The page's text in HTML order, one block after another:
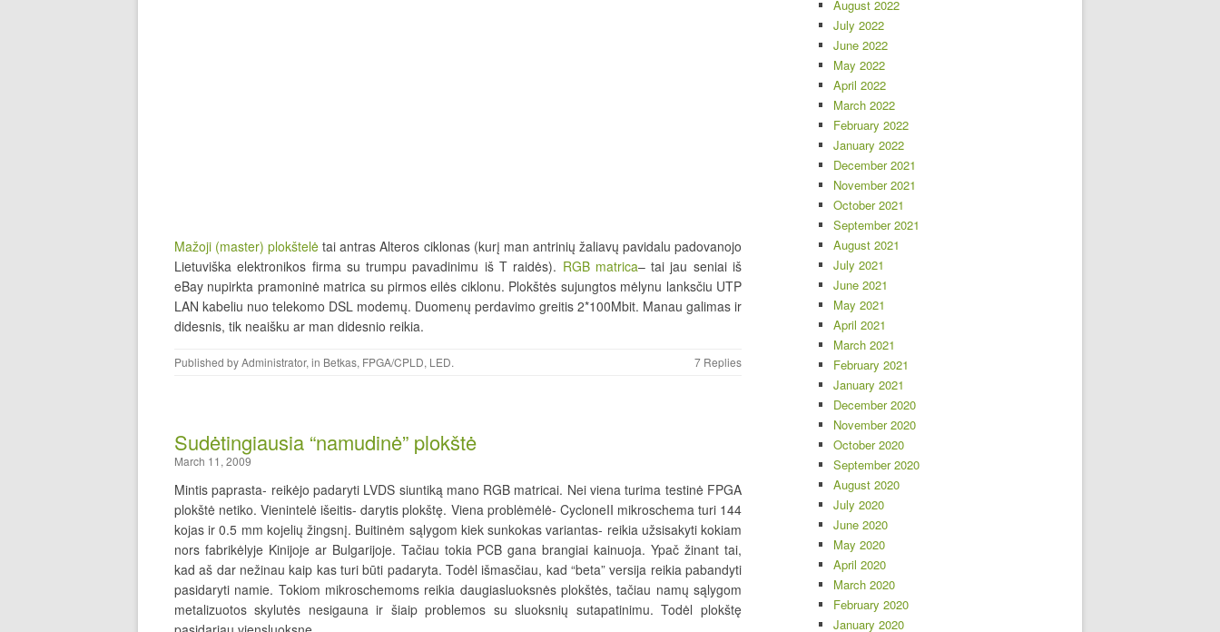
Mažoji (master) plokštelė tai antras Alteros ciklonas (kurį man antrinių žaliavų pavidalu padovanojo
Lietuviška elektronikos firma su trumpu pavadinimu iš T raidės). RGB matrica– tai jau seniai iš
eBay nupirkta pramoninė matrica su pirmos eilės ciklonu. Plokštės sujungtos mėlynu lanksčiu UTP
LAN kabeliu nuo telekomo DSL modemų. Duomenų perdavimo greitis 2*100Mbit. Manau galimas ir
didesnis, tik neaišku ar man didesnio reikia.
Published byAdministrator, in Betkas, FPGA/CPLD, LED. 7 Replies
Sudėtingiausia “namudinė” plokštė
March 11, 2009
Mintis paprasta- reikėjo padaryti LVDS siuntiką mano RGB matricai. Nei viena turima testinė FPGA
plokštė netiko. Vienintelė išeitis- darytis plokštę. Viena problėmėlė- CycloneII mikroschema turi 144
kojas ir 0.5 mm kojelių žingsnį. Buitinėm sąlygom kiek sunkokas variantas- reikia užsisakyti kokiam
nors fabrikėlyje Kinijoje ar Bulgarijoje. Tačiau tokia PCB gana brangiai kainuoja. Ypač žinant tai,
kad aš dar nežinau kaip kas turi būti padaryta. Todėl išmasčiau, kad “beta” versija reikia pabandyti
pasidaryti namie. Tokiom mikroschemoms reikia daugiasluoksnės plokštės, tačiau namų sąlygom
metalizuotos skylutės nesigauna ir šiaip problemos su sluoksnių sutapatinimu. Todėl plokštę
August 2022
July 2022
June 2022
May 2022
April 2022
March 2022
February 2022
January 2022
December 2021
November 2021
October 2021
September 2021
August 2021
July 2021
June 2021
May 2021
April 2021
March 2021
February 2021
January 2021
December 2020
November 2020
October 2020
September 2020
August 2020
July 2020
June 2020
May 2020
April 2020
March 2020
February 2020
January 2020